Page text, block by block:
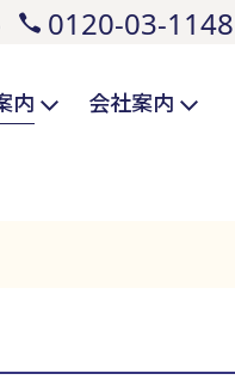
0120-03-1148
内 会社案内